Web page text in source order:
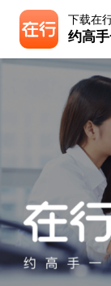
下载在
约高